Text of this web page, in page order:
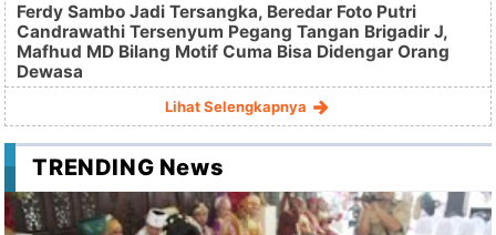
Ferdy Sambo Jadi Tersangka, Beredar Foto Putri
Candrawathi Tersenyum Pegang Tangan Brigadir J,
Mafhud MD Bilang Motif Cuma Bisa Didengar Orang
Dewasa
Lihat Selengkapnya
TRENDING News